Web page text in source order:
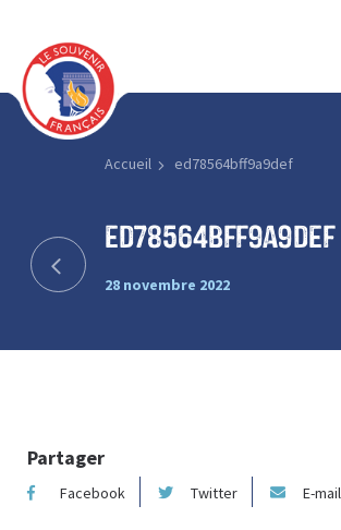
Accueil ed78564bff9a9def
ed78564bff9a9def
28 novembre 2022
Partager
Facebook Twitter E-mail